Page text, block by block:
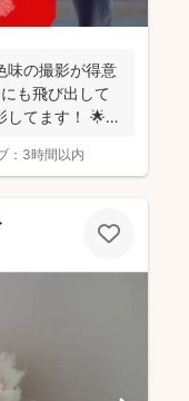
味の撮影が得意
も飛び出して
してます！ 🌟屋
： 3時間以内